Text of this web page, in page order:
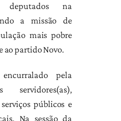
na
a missão de
mais pobre
partido Novo.
pela
servidores(as),
públicos e
Na sessão da